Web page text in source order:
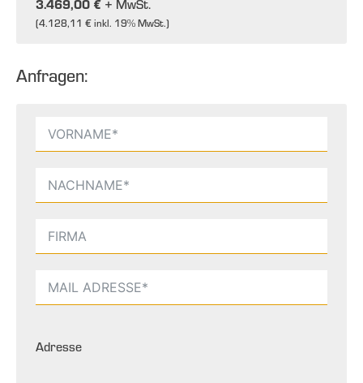
3.469,00 € + MwSt.
(4.128,11 €inkl. 19% MwSt.)
Anfragen:
Adresse